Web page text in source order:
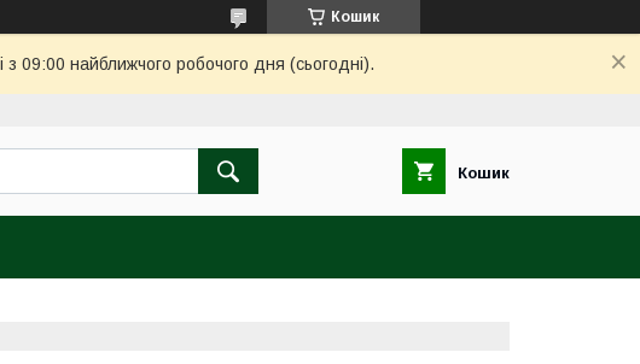
Кошик
09:00 найближчого робочого дня (сьогодні).
Кошик